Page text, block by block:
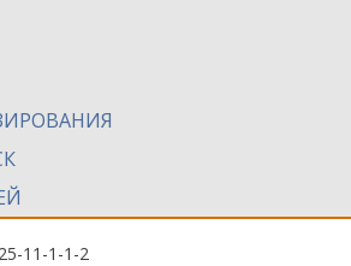
11-1-1-2